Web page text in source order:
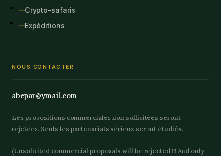
Crypto-safaris
Expéditions
NOUS CONTACTER
abepar@ymail.com
Les propositions commerciales non sollicitées seront
rejetées. Seuls les partenariats sérieux seront étudiés.
(Unsolicited commercial proposals will be rejected !!! And only